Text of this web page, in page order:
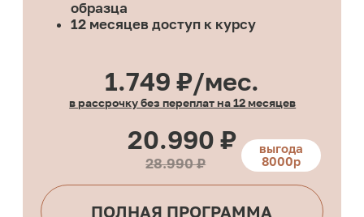
Инвентарь и ингредиенты
Основы работы с шоколадом
3 модульЯгоды и фрукты в шоколаде
Шоколадная кукис пицца
Нарезные конфеты
Корпусные конфеты
10 модульШоколадные наборы
Искусство шоколада
СТАРТ